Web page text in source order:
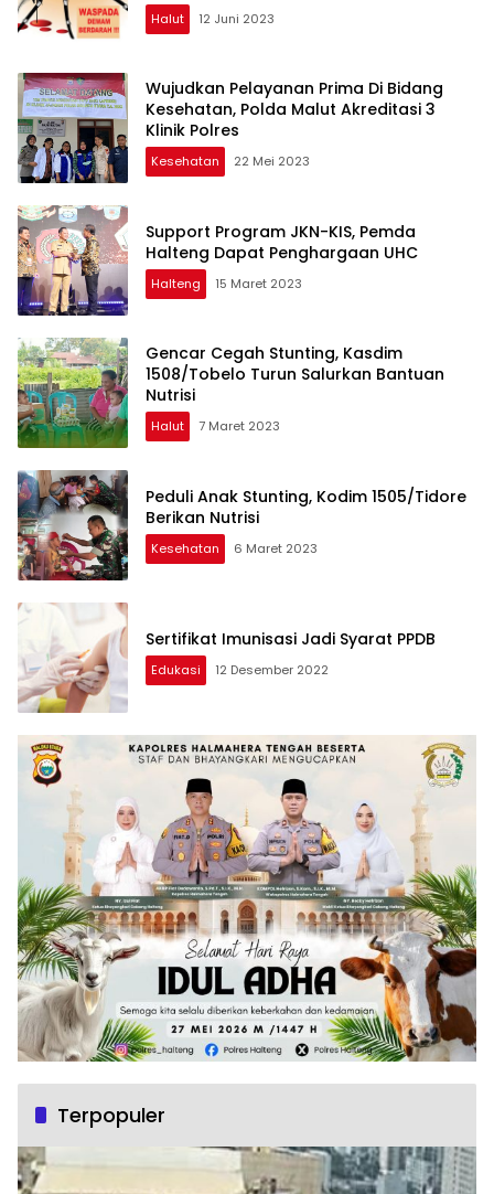
Halut 12 Juni 2023
Wujudkan Pelayanan Prima Di Bidang
Kesehatan, Polda Malut Akreditasi 3
Klinik Polres
Kesehatan 22 Mei 2023
Support Program JKN-KIS, Pemda
Halteng Dapat Penghargaan UHC
Halteng 15 Maret 2023
Gencar Cegah Stunting, Kasdim
1508/Tobelo Turun Salurkan Bantuan
Nutrisi
Halut 7 Maret 2023
Peduli Anak Stunting, Kodim 1505/Tidore
Berikan Nutrisi
Kesehatan 6 Maret 2023
Sertifikat Imunisasi Jadi Syarat PPDB
Edukasi 12 Desember 2022
Terpopuler